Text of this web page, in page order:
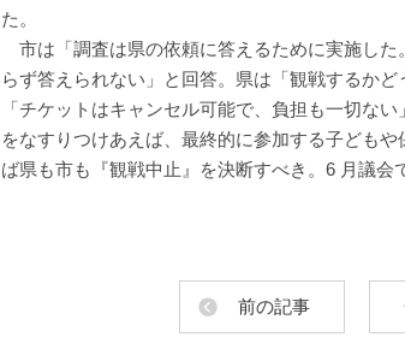
た。
市は「調査は県の依頼に答えるために実施し
らず答えられない」と回答。県は「観戦するか
「チケットはキャンセル可能で、負担も一切な
をなすりつけあえば、最終的に参加する子ども
ば県も市も『観戦中止』を決断すべき。6 月議会
前の記事